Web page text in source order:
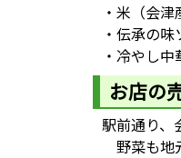
・米（会津
・伝承の
・冷やし
お店の
駅前通り、
野菜も地